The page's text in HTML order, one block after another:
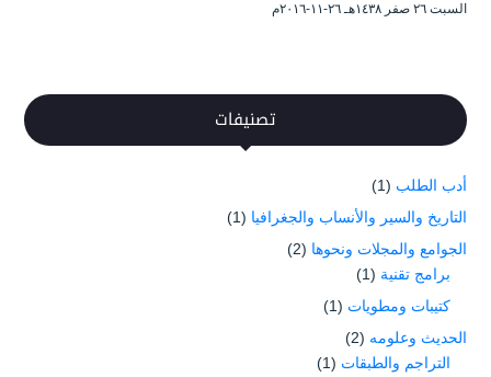
السبت ۲٦ صفر ۱٤۳۸هـ ۲٦-۱۱-۲۰۱٦م
تصنيفات
أدب الطلب (1)
التاريخ والسير والأنساب والجغرافيا (1)
الجوامع والمجلات ونحوها (2)
برامج تقنية (1)
كتيبات ومطويات (1)
الحديث وعلومه (2)
التراجم والطبقات (1)